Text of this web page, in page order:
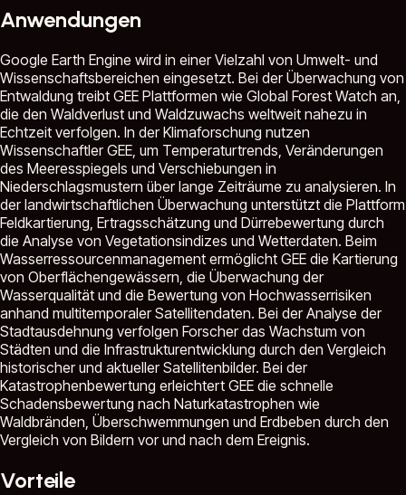
Anwendungen
Google Earth Engine wird in einer Vielzahl von Umwelt- und
Wissenschaftsbereichen eingesetzt. Bei der Überwachung von
Entwaldung treibt GEE Plattformen wie Global Forest Watch an,
die den Waldverlust und Waldzuwachs weltweit nahezu in
Echtzeit verfolgen. In der Klimaforschung nutzen
Wissenschaftler GEE, um Temperaturtrends, Veränderungen
des Meeresspiegels und Verschiebungen in
Niederschlagsmustern über lange Zeiträume zu analysieren. In
der landwirtschaftlichen Überwachung unterstützt die Plattform
Feldkartierung, Ertragsschätzung und Dürrebewertung durch
die Analyse von Vegetationsindizes und Wetterdaten. Beim
Wasserressourcenmanagement ermöglicht GEE die Kartierung
von Oberflächengewässern, die Überwachung der
Wasserqualität und die Bewertung von Hochwasserrisiken
anhand multitemporaler Satellitendaten. Bei der Analyse der
Stadtausdehnung verfolgen Forscher das Wachstum von
Städten und die Infrastrukturentwicklung durch den Vergleich
historischer und aktueller Satellitenbilder. Bei der
Katastrophenbewertung erleichtert GEE die schnelle
Schadensbewertung nach Naturkatastrophen wie
Waldbränden, Überschwemmungen und Erdbeben durch den
Vergleich von Bildern vor und nach dem Ereignis.
Vorteile